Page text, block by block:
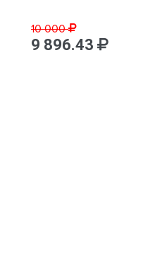
10 000
9 896.43